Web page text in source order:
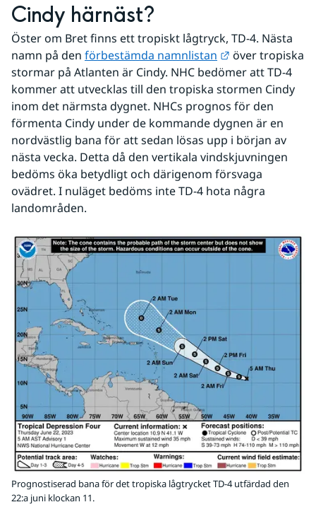
Cindy härnäst?
Öster om Bret finns ett tropiskt lågtryck, TD-4. Nästa
namn på den förbestämda namnlistan Länk till annan
över tropiska
stormar på Atlanten är Cindy. NHC bedömer att TD-4
kommer att utvecklas till den tropiska stormen Cindy
inom det närmsta dygnet. NHCs prognos för den
förmenta Cindy under de kommande dygnen är en
nordvästlig bana för att sedan lösas upp i början av
nästa vecka. Detta då den vertikala vindskjuvningen
bedöms öka betydligt och därigenom försvaga
ovädret. I nuläget bedöms inte TD-4 hota några
landområden.
Prognostiserad bana för det tropiska lågtrycket TD-4 utfärdad den
22:a juni klockan 11.